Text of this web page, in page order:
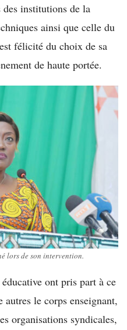
des institutions de la
ainsi que celle du
félicité du choix de sa
de haute portée.
lors de son intervention.
ont pris part à ce
le corps enseignant,
organisations syndicales,